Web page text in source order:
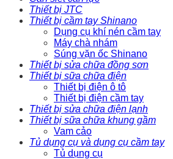
Thiết bị JTC
Thiết bị cầm tay Shinano
Dụng cụ khí nén cầm tay
Máy chà nhám
Súng vặn ốc Shinano
Thiết bị sửa chữa đồng sơn
Thiết bị sữa chữa điện
Thiết bị điện ô tô
Thiết bị điện cầm tay
Thiết bị sửa chữa điện lạnh
Thiết bị sữa chữa khung gầm
Vam cảo
Tủ dụng cụ và dụng cụ cầm tay
Tủ dụng cụ